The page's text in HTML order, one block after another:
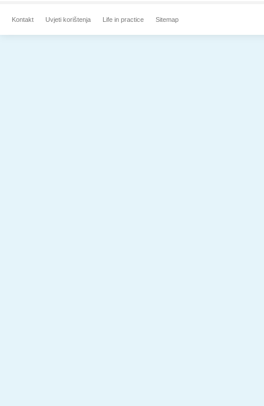
Kontakt Uvjeti korištenja Life in practice Sitemap